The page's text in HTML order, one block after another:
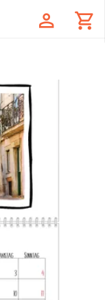
profile shopping_cart